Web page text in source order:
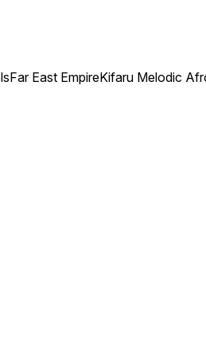
Far East EmpireKifaru Melodic